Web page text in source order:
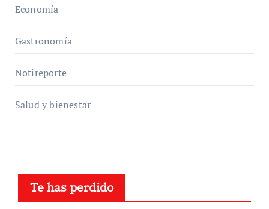
Economía
Gastronomía
Notireporte
Salud y bienestar
Te has perdido